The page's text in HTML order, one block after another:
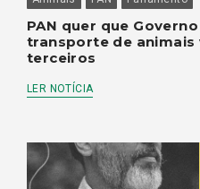
PAN quer que
transporte de animais
terceiros
LER NOTÍCIA